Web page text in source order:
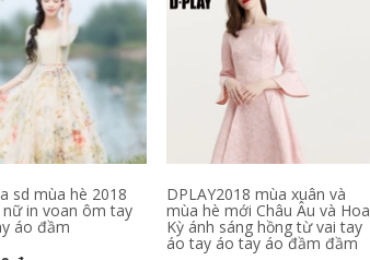
sd mùa hè 2018
in voan ôm tay
áo đầm
DPLAY2018 mùa xuân và
mùa hè mới Châu Âu và Hoa
Kỳ ánh sáng hồng từ vai tay
áo tay áo tay áo đầm đầm